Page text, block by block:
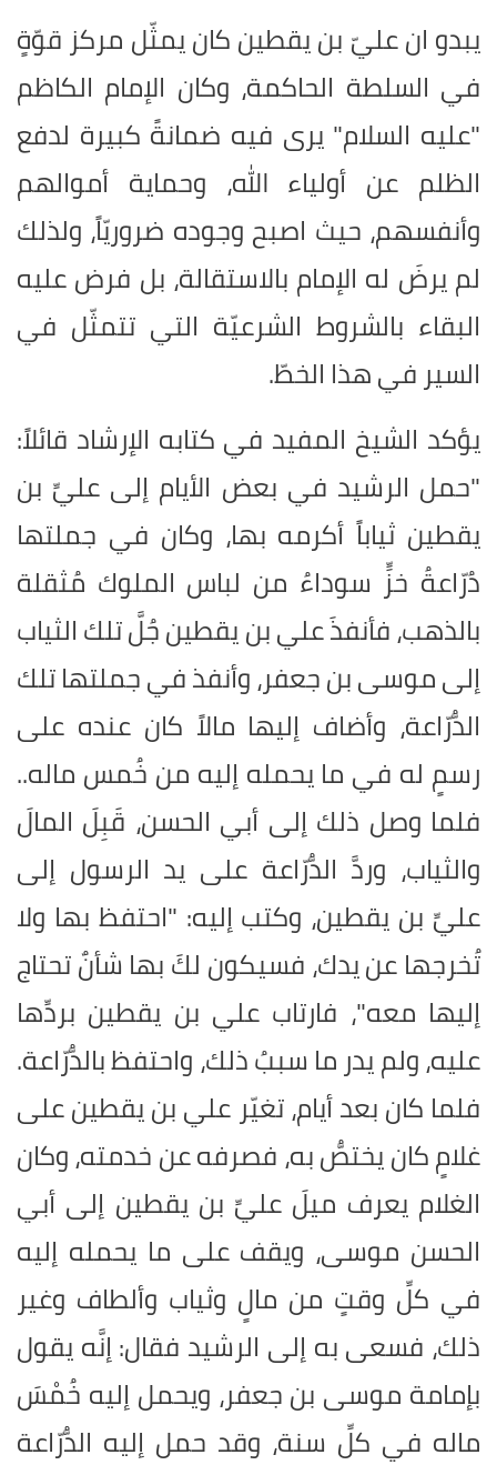
يبدو ان عليّ بن يقطين كان يمثّل مركز قوّةٍ
في السلطة الحاكمة، وكان الإمام الكاظم
"عليه السلام" يرى فيه ضمانةً كبيرة لدفع
الظلم عن أولياء الله، وحماية أموالهم
وأنفسهم، حيث اصبح وجوده ضروريّاً، ولذلك
لم يرضَ له الإمام بالاستقالة، بل فرض عليه
البقاء بالشروط الشرعيّة التي تتمثّل في
السير في هذا الخطّ.
يؤكد الشيخ المفيد في كتابه الإرشاد قائلاً:
"حمل الرشيد في بعض الأيام إلى عليِّ بن
يقطين ثياباً أكرمه بها، وكان في جملتها
دُرّاعةُ خزٍّ سوداءُ من لباس الملوك مُثقلة
بالذهب، فأنفذَ علي بن يقطين جُلَّ تلك الثياب
إلى موسى بن جعفر، وأنفذ في جملتها تلك
الدُّرّاعة، وأضاف إليها مالاً كان عنده على
رسمٍ له في ما يحمله إليه من خُمس ماله..
فلما وصل ذلك إلى أبي الحسن، قَبِلَ المالَ
والثياب، وردَّ الدُّرّاعة على يد الرسول إلى
عليِّ بن يقطين، وكتب إليه: "احتفظ بها ولا
تُخرجها عن يدك، فسيكون لكَ بها شأنٌ تحتاج
إليها معه"، فارتاب علي بن يقطين بردِّها
عليه، ولم يدر ما سببُ ذلك، واحتفظ بالدُّرّاعة.
فلما كان بعد أيام، تغيّر علي بن يقطين على
غلامٍ كان يختصُّ به، فصرفه عن خدمته، وكان
الغلام يعرف ميلَ عليِّ بن يقطين إلى أبي
الحسن موسى، ويقف على ما يحمله إليه
في كلِّ وقتٍ من مالٍ وثياب وألطاف وغير
ذلك، فسعى به إلى الرشيد فقال: إنَّه يقول
بإمامة موسى بن جعفر، ويحمل إليه خُمْسَ
ماله في كلِّ سنة، وقد حمل إليه الدُّرّاعة